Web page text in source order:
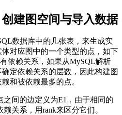
建图空间与导入数据
数据库中的几张表，来生成实
对应图中的一个类型的点，如下
依赖关系，如果从MySQL解析
定依赖关系的层数，因此构建图
和被依赖最多的点。
之间的边定义为E1，由于相同的
关系，用rank来区分它们。